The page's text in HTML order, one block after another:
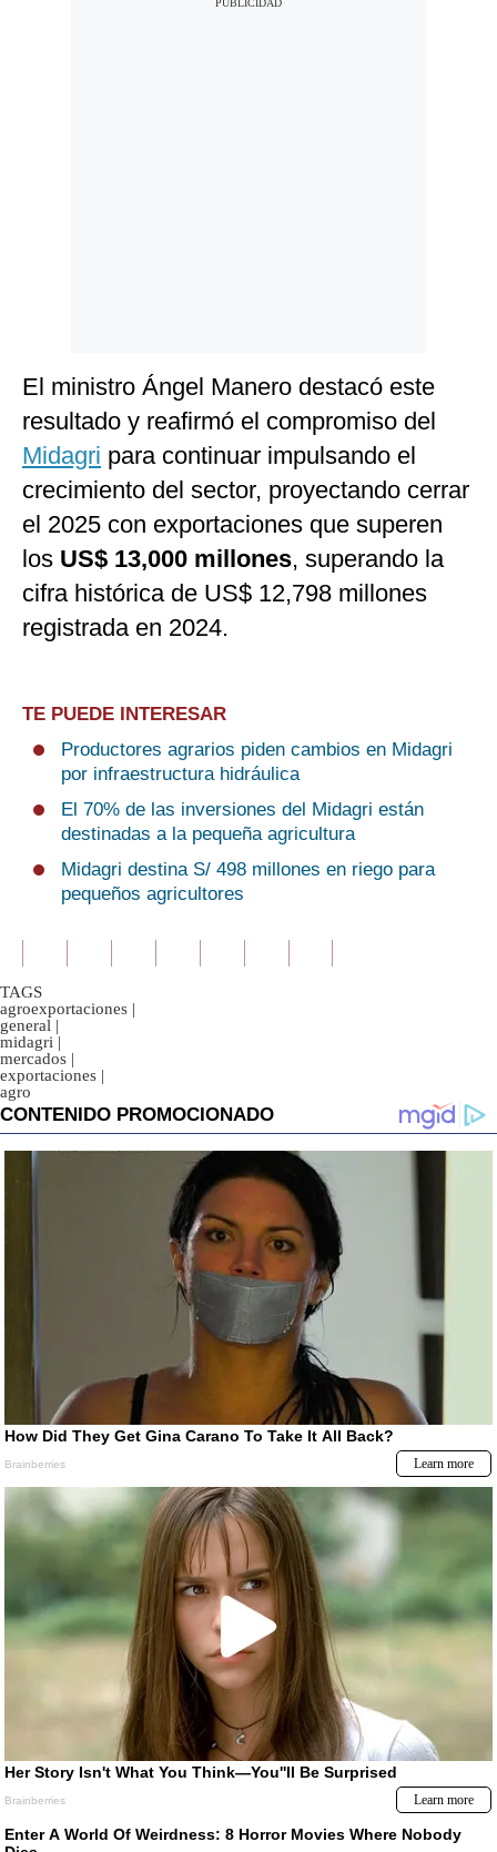
El ministro Ángel Manero destacó este
resultado y reafirmó el compromiso del
Midagri para continuar impulsando el
crecimiento del sector, proyectando cerrar
el 2025 con exportaciones que superen
los US$ 13,000 millones, superando la
cifra histórica de US$ 12,798 millones
registrada en 2024.
TE PUEDE INTERESAR
Productores agrarios piden cambios en Midagri
por infraestructura hidráulica
El 70% de las inversiones del Midagri están
destinadas a la pequeña agricultura
Midagri destina S/ 498 millones en riego para
pequeños agricultores
TAGS
agroexportaciones |
general |
midagri |
mercados |
exportaciones |
agro